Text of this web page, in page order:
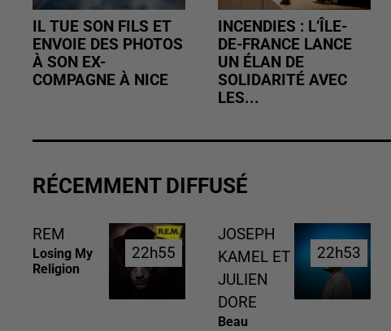
IL TUE SON FILS ET
ENVOIE DES PHOTOS
À SON EX-
COMPAGNE À NICE
INCENDIES : L’ÎLE-
DE-FRANCE LANCE
UN ÉLAN DE
SOLIDARITÉ AVEC
LES...
RÉCEMMENT DIFFUSÉ
REM
Losing My
Religion
22h55
22h55
JOSEPH
KAMEL ET
JULIEN
DORE
Beau
22h53
22h53